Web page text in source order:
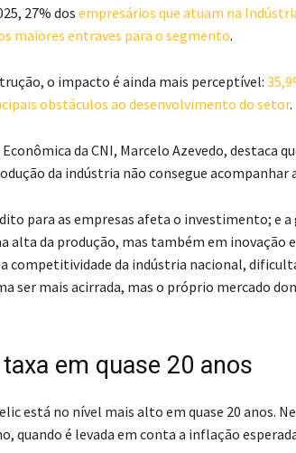
27% dos empresários que atuam na
maiores entraves para o segmento.
o impacto é ainda mais perceptível:
obstáculos ao desenvolvimento do setor.
da CNI, Marcelo Azevedo, destaca
da indústria não consegue acompanhar
para as empresas afeta o investimento; e
alta da produção, mas também em inovação
competitividade da indústria nacional,
ser mais acirrada, mas o próprio mercado
em quase 20 anos
está no nível mais alto em quase 20 anos.
quando é levada em conta a inflação